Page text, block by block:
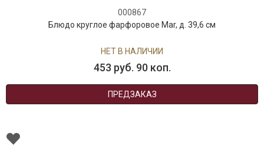
000867
Блюдо круглое фарфоровое Mar, д. 39,6 см
НЕТ В НАЛИЧИИ
453 руб. 90 коп.
ПРЕДЗАКАЗ